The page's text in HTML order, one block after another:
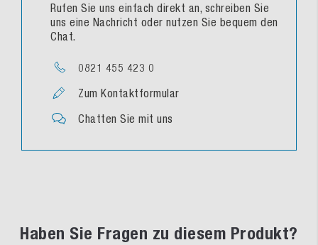
Rufen Sie uns einfach direkt an, schreiben Sie
uns eine Nachricht oder nutzen Sie bequem den
Chat.
0821 455 423 0
Zum Kontaktformular
Chatten Sie mit uns
Haben Sie Fragen zu diesem Produkt?